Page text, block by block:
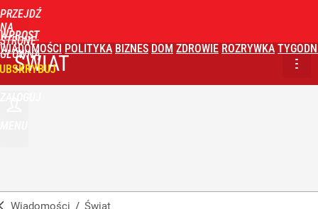
PRZEJDŹ
NA
STRONĘ
GŁÓWNĄ
WPROST
WIADOMOŚCI POLITYKA BIZNES DOM ZDROWIE ROZRYWKA
ŚWIAT
Wiadomości / Świat